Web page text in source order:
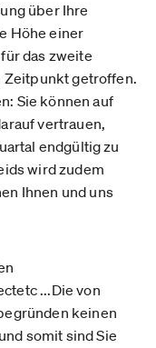
über Ihre
Höhe einer
das zweite
Zeitpunkt getroffen.
Sie können auf
vertrauen,
endgültig zu
wird zudem
Ihnen und uns
...Die von
keinen
somit sind Sie